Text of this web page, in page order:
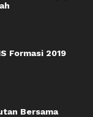
Formasi 2019
Bersama